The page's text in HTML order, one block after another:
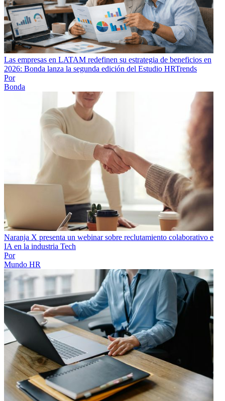
Las empresas en LATAM redefinen su estrategia de beneficios en
2026: Bonda lanza la segunda edición del Estudio HRTrends
Por
Bonda
Naranja X presenta un webinar sobre reclutamiento colaborativo e
IA en la industria Tech
Por
Mundo HR